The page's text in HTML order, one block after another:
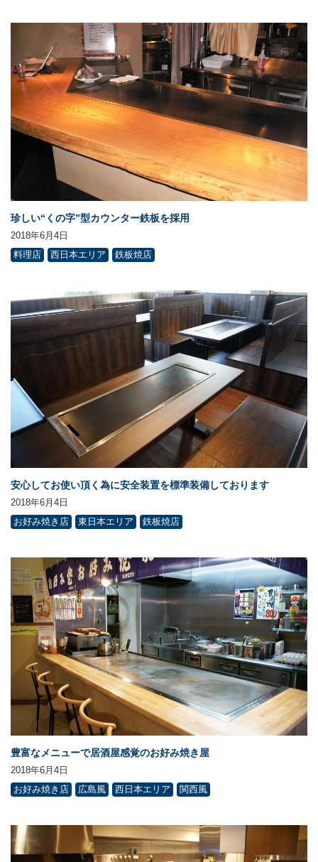
珍しい“くの字”型カウンター鉄板を採用
2018年6月4日
料理店
西日本エリア 鉄板焼店
安心してお使い頂く為に安全装置を標準装備しております
2018年6月4日
お好み焼き店
東日本エリア 鉄板焼店
豊富なメニューで居酒屋感覚のお好み焼き屋
2018年6月4日
お好み焼き店
広島風 西日本エリア 関西風